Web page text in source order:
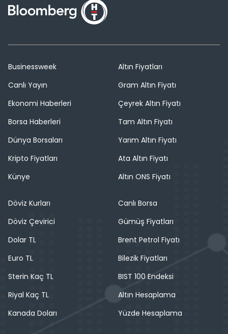
Businessweek
Canlı Yayın
Ekonomi Haberleri
Borsa Haberleri
Dünya Borsaları
Kripto Fiyatları
Künye
Altın Fiyatları
Gram Altın Fiyatı
Çeyrek Altın Fiyatı
Tam Altın Fiyatı
Yarım Altın Fiyatı
Ata Altın Fiyatı
Altın ONS Fiyatı
Döviz Kurları
Döviz Çevirici
Dolar TL
Euro TL
Sterin Kaç TL
Riyal Kaç TL
Kanada Doları
Canlı Borsa
Gümüş Fiyatları
Brent Petrol Fiyatı
Bilezik Fiyatları
BIST 100 Endeksi
Altın Hesaplama
Yüzde Hesaplama